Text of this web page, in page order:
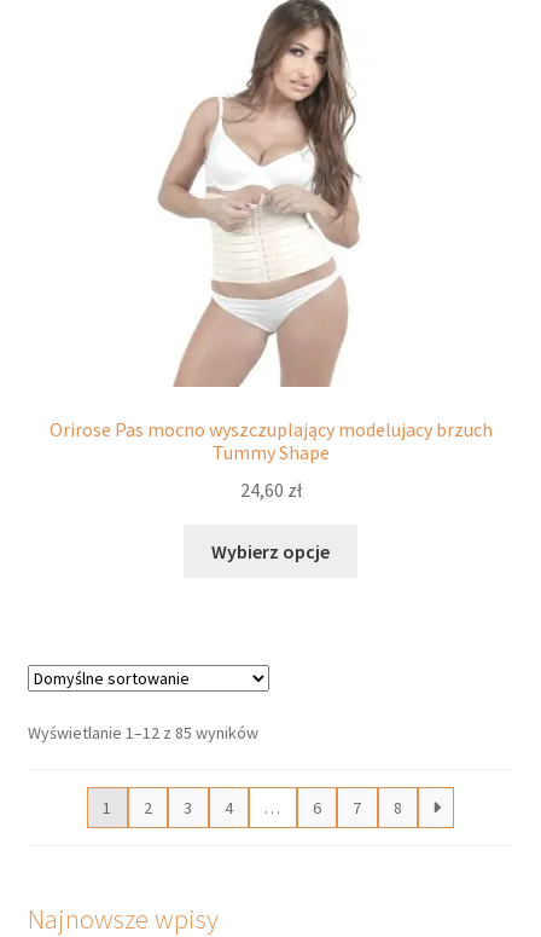
na
produktu
Orirose Pas mocno wyszczuplający modelujacy brzuch
Tummy Shape
24,60 zł
Wybierz opcje
stronie
Wyświetlanie 1–12 z 85 wyników
1 2 3 4 … 6 7 8
Najnowsze wpisy